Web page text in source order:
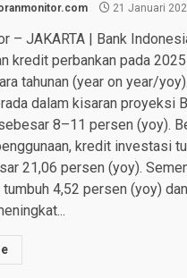
21 Januari
– JAKARTA | Bank
kredit perbankan pada
tahunan (year on year/
dalam kisaran proyeksi
8–11 persen (yoy).
kredit investasi
21,06 persen (yoy).
4,52 persen (yoy)